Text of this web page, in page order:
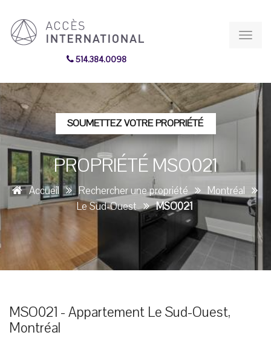
514.384.0098
SOUMETTEZ VOTRE PROPRIÉTÉ
PROPRIÉTÉ MSO021
Accueil Rechercher une propriété
Montréal
Le Sud-Ouest
MSO021
MSO021 - Appartement Le Sud-Ouest,
Montréal